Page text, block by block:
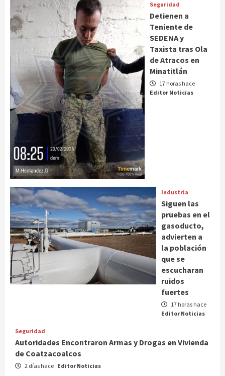
Seguridad
Detienen a
Teniente de
SEDENA y
Taxista tras Ola
de Atracos en
Minatitlán
17 horas hace
Editor Noticias
Industria
Siguen las
pruebas en el
gasoducto,
advierten a
la población
que se
escucharan
ruidos
fuertes
17 horas hace
Editor Noticias
Seguridad
Autoridades Encontraron Armas y Drogas en Vivienda
de Coatzacoalcos
2 días hace Editor Noticias